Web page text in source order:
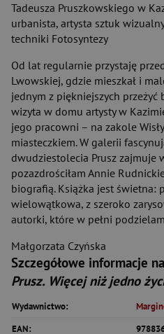
Tadeusza Pruszkowskiego w
urbanista, artysta sztuk
techniki Fotosyntezy
Od lat regularnie przystaję
Lwowskiej, gdzie mieszkał i
jednym z piękniejszych przeżyć
wizyta w domu artysty w
jego pracowni – na zakole
miasteczkiem. W galerii
dwudziestolecia Prusz zajmuje
pozazdrościłam Annie
biografią. Książka jest świetna:
wielowątkowa, z szeroko
autorki, które w pełni
Małgorzata Czyńska
Szczegółowe informacje
Prusz. Więcej niż jedno
Wydawnictwo:
EAN: